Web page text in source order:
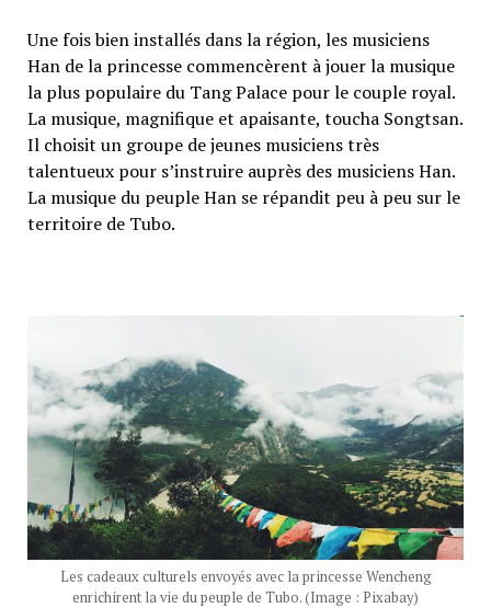
Une fois bien installés dans la région, les musiciens
Han de la princesse commencèrent à jouer la musique
la plus populaire du Tang Palace pour le couple royal.
La musique, magnifique et apaisante, toucha Songtsan.
Il choisit un groupe de jeunes musiciens très
talentueux pour s’instruire auprès des musiciens Han.
La musique du peuple Han se répandit peu à peu sur le
territoire de Tubo.
Les cadeaux culturels envoyés avec la princesse Wencheng
enrichirent la vie du peuple de Tubo. (Image : Pixabay)